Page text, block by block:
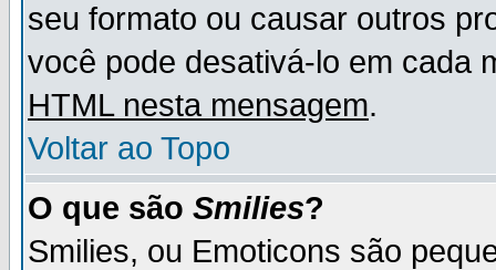
seu formato ou causar outros
você pode desativá-lo em cada
HTML nesta mensagem.
Voltar ao Topo
O que são Smilies?
Smilies, ou Emoticons são